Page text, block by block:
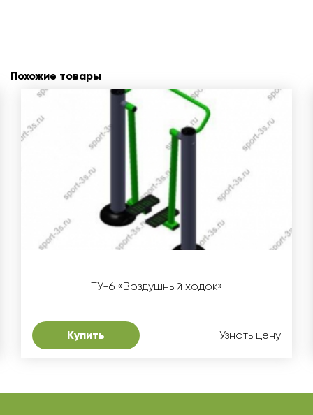
Похожие товары
ТУ-6 «Воздушный ходок»
Купить Узнать цену